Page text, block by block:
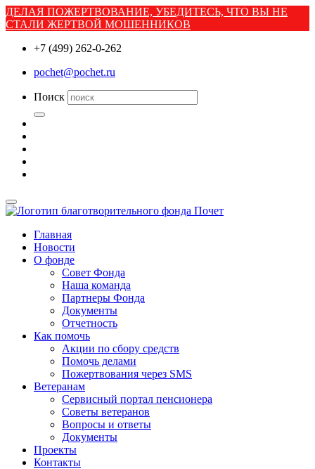
ДЕЛАЯ ПОЖЕРТВОВАНИЕ, УБЕДИТЕСЬ, ЧТО ВЫ НЕ
СТАЛИ ЖЕРТВОЙ МОШЕННИКОВ
+7 (499) 262-0-262
pochet@pochet.ru
Поиск
Главная
Новости
О фонде
Совет Фонда
Наша команда
Партнеры Фонда
Документы
Отчетность
Как помочь
Акции по сбору средств
Помочь делами
Пожертвования через SMS
Ветеранам
Сервисный портал пенсионера
Советы ветеранов
Вопросы и ответы
Документы
Проекты
Контакты